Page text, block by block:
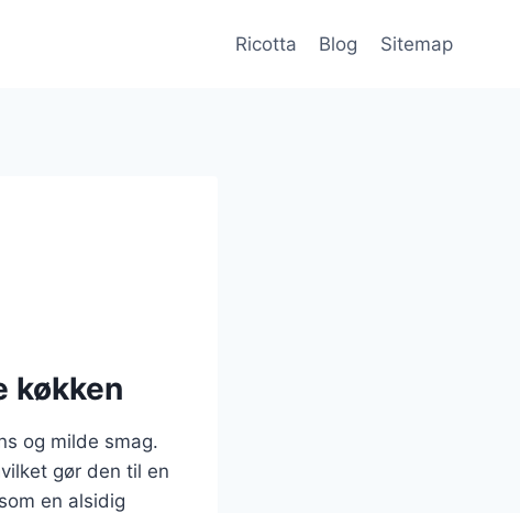
Ricotta Blog Sitemap
køkken
og milde smag.
gør den til en
en alsidig